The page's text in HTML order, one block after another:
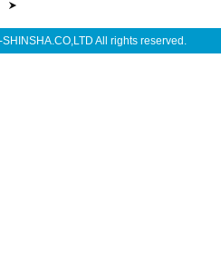
All rights reserved.